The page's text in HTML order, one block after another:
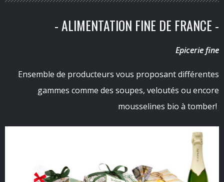
- ALIMENTATION FINE DE FRANCE -
Epicerie fine
Ensemble de producteurs vous proposant différentes
gammes comme des soupes, veloutés ou encore
mousselines bio à tomber!